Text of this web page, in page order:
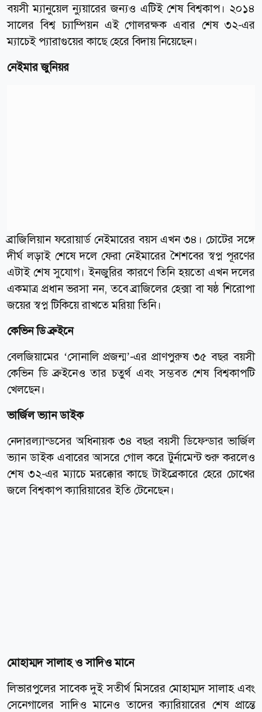
বয়সী ম্যানুয়েল ন্যুয়ারের জন্যও এটিই শেষ বিশ্বকাপ। ২০১৪
সালের বিশ্ব চ্যাম্পিয়ন এই গোলরক্ষক এবার শেষ ৩২-এর
ম্যাচেই প্যারাগুয়ের কাছে হেরে বিদায় নিয়েছেন।
নেইমার জুনিয়র
ব্রাজিলিয়ান ফরোয়ার্ড নেইমারের বয়স এখন ৩৪। চোটের সঙ্গে
দীর্ঘ লড়াই শেষে দলে ফেরা নেইমারের শৈশবের স্বপ্ন পূরণের
এটাই শেষ সুযোগ। ইনজুরির কারণে তিনি হয়তো এখন দলের
একমাত্র প্রধান ভরসা নন, তবে ব্রাজিলের হেক্সা বা ষষ্ঠ শিরোপা
জয়ের স্বপ্ন টিকিয়ে রাখতে মরিয়া তিনি।
কেভিন ডি ব্রুইনে
বেলজিয়ামের ‘সোনালি প্রজন্ম’-এর প্রাণপুরুষ ৩৫ বছর বয়সী
কেভিন ডি ব্রুইনেও তার চতুর্থ এবং সম্ভবত শেষ বিশ্বকাপটি
খেলছেন।
ভার্জিল ভ্যান ডাইক
নেদারল্যান্ডসের অধিনায়ক ৩৪ বছর বয়সী ডিফেন্ডার ভার্জিল
ভ্যান ডাইক এবারের আসরে গোল করে টুর্নামেন্ট শুরু করলেও
শেষ ৩২-এর ম্যাচে মরক্কোর কাছে টাইব্রেকারে হেরে চোখের
জলে বিশ্বকাপ ক্যারিয়ারের ইতি টেনেছেন।
মোহাম্মদ সালাহ ও সাদিও মানে
লিভারপুলের সাবেক দুই সতীর্থ মিসরের মোহাম্মদ সালাহ এবং
সেনেগালের সাদিও মানেও তাদের ক্যারিয়ারের শেষ প্রান্তে